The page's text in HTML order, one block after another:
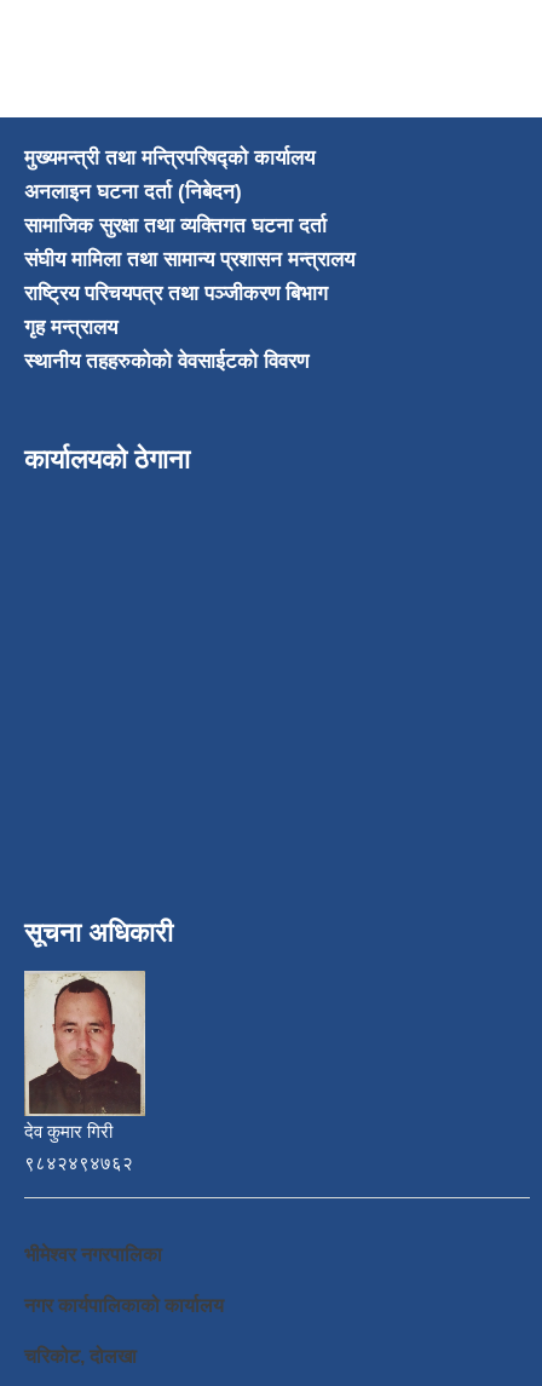
मुख्यमन्त्री तथा मन्त्रिपरिषद्को कार्यालय
अनलाइन घटना दर्ता (निबेदन)
सामाजिक सुरक्षा तथा व्यक्तिगत घटना दर्ता
संघीय मामिला तथा सामान्य प्रशासन मन्त्रालय
राष्ट्रिय परिचयपत्र तथा पञ्जीकरण बिभाग
गृह मन्त्रालय
स्थानीय तहहरुकोको वेवसाईटको विवरण
कार्यालयको ठेगाना
सूचना अधिकारी
देव कुमार गिरी
९८४२४९४७६२
भीमेश्वर नगरपालिका
नगर कार्यपालिकाको कार्यालय
चरिकोट, दोलखा